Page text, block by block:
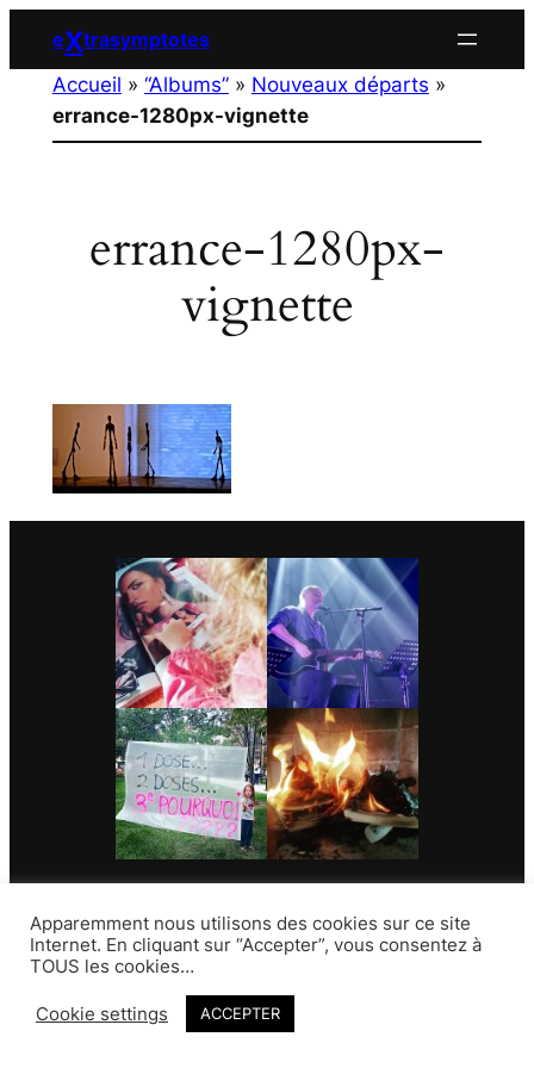
contenu
eXtrasymptotes
Accueil » “Albums”» Nouveaux départs »
errance-1280px-vignette
errance-1280px-
vignette
Apparemment nous utilisons des cookies sur ce site
Internet. En cliquant sur “Accepter”, vous consentez à
TOUS les cookies…
Cookie settings ACCEPTER